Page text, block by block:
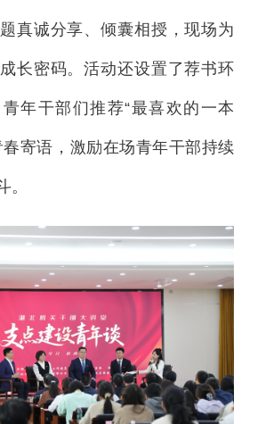
真诚分享、倾囊相授，现场为
长密码。活动还设置了荐书环
年干部们推荐“最喜欢的一本
春寄语，激励在场青年干部持续
。